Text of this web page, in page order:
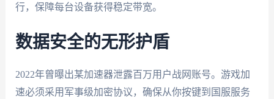
行，保障每台设备获得稳定带宽。
数据安全的无形护盾
2022年曾曝出某加速器泄露百万用户战网账号。游戏加
速必须采用军事级加密协议，确保从你按键到国服服务